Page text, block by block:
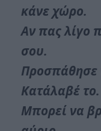
κάνε χώρο.
Αν πας λίγο
σου.
Προσπάθησε
Κατάλαβέ
Μπορεί να